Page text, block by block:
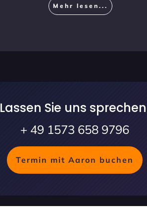
Mehr lesen...
Lassen Sie uns
+ 49 1573 658 9796
Termin mit Aaron buchen